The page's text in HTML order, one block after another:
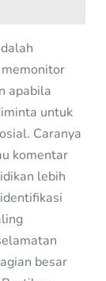
apabila
untuk
Caranya
komentar
lebih
besar